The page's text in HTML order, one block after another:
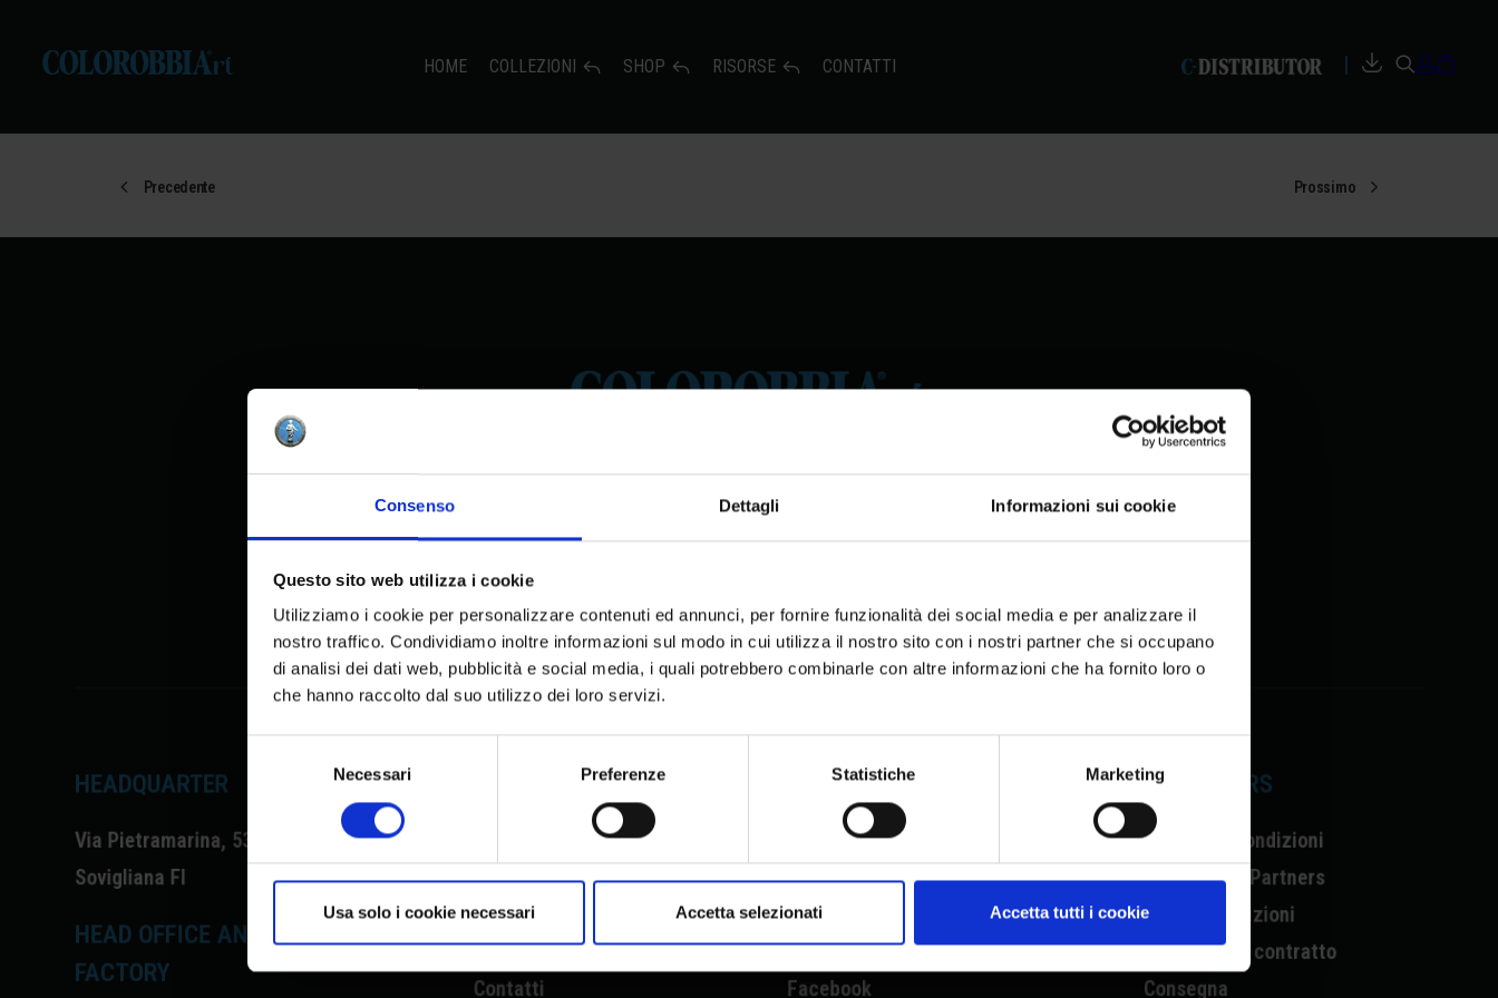
Consenso Dettagli Informazioni sui cookie
Questo sito web utilizza i cookie
Utilizziamo i cookie per personalizzare contenuti ed annunci, per fornire funzionalità dei social media e per analizzare il
nostro traffico. Condividiamo inoltre informazioni sul modo in cui utilizza il nostro sito con i nostri partner che si occupano
di analisi dei dati web, pubblicità e social media, i quali potrebbero combinarle con altre informazioni che ha fornito loro o
che hanno raccolto dal suo utilizzo dei loro servizi.
Necessari Preferenze Statistiche Marketing
Usa solo i cookie necessari Accetta selezionati Accetta tutti i cookie
HOME COLLEZIONI SHOP RISORSE CONTATTI |
Precedente Prossimo
Facebook |You Tube|Instagram
HEADQUARTER
Via Pietramarina, 53 50053
Sovigliana FI
HEAD OFFICE AND
FACTORY
Collezioni
Tutorial e Ispirazioni
Shop
Contatti
GET IN TOUCH
info@colorobbia.it
Tel +39 0571 7081
Instagram
You Tube
Facebook
CUSTOMERS
Termini & Condizioni
Informativa Partners
Resi & Spedizioni
Recesso dal contratto
Consegna